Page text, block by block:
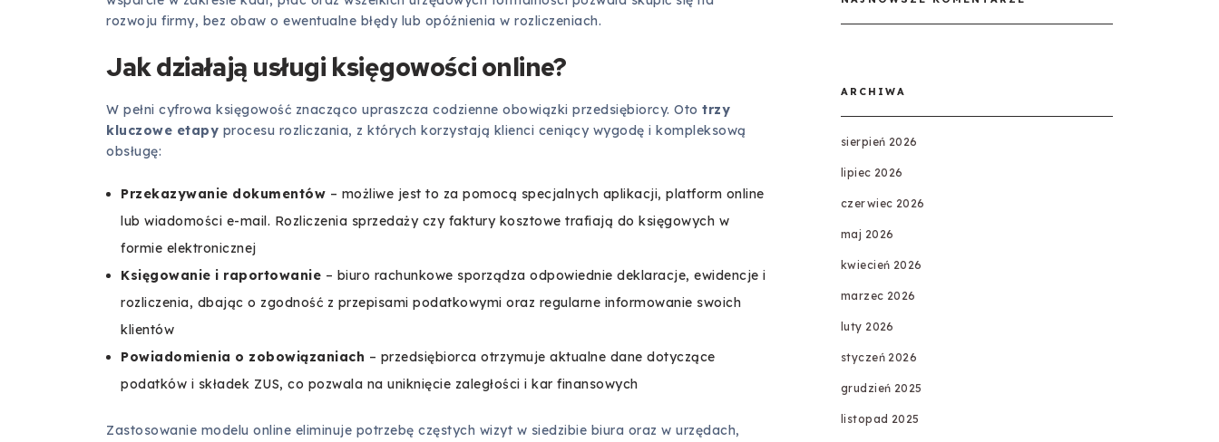
rozwoju firmy, bez obaw o ewentualne błędy lub opóźnienia w rozliczeniach.
Jak działają usługi księgowości online?
W pełni cyfrowa księgowość znacząco upraszcza codzienne obowiązki przedsiębiorcy. Ototrzy
kluczowe etapy procesu rozliczania, z których korzystają klienci ceniący wygodę i kompleksową
obsługę:
Przekazywanie dokumentów – możliwe jest to za pomocą specjalnych aplikacji, platform online
lub wiadomości e-mail. Rozliczenia sprzedaży czy faktury kosztowe trafiają do księgowych w
formie elektronicznej
Księgowanie i raportowanie – biuro rachunkowe sporządza odpowiednie deklaracje, ewidencje i
rozliczenia, dbając o zgodność z przepisami podatkowymi oraz regularne informowanie swoich
klientów
Powiadomienia o zobowiązaniach – przedsiębiorca otrzymuje aktualne dane dotyczące
podatków i składek ZUS, co pozwala na uniknięcie zaległości i kar finansowych
Zastosowanie modelu online eliminuje potrzebę częstych wizyt w siedzibie biura oraz w urzędach,
ARCHIWA
sierpień 2026
lipiec 2026
czerwiec 2026
maj 2026
kwiecień 2026
marzec 2026
luty 2026
styczeń 2026
grudzień 2025
listopad 2025